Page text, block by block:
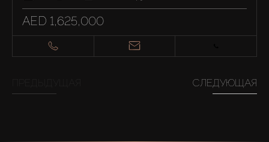
AED 1,625,000
СЛЕДУЮЩАЯ